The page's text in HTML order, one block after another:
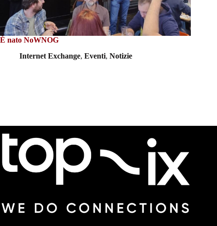
È nato NoWNOG
Internet Exchange, Eventi, Notizie